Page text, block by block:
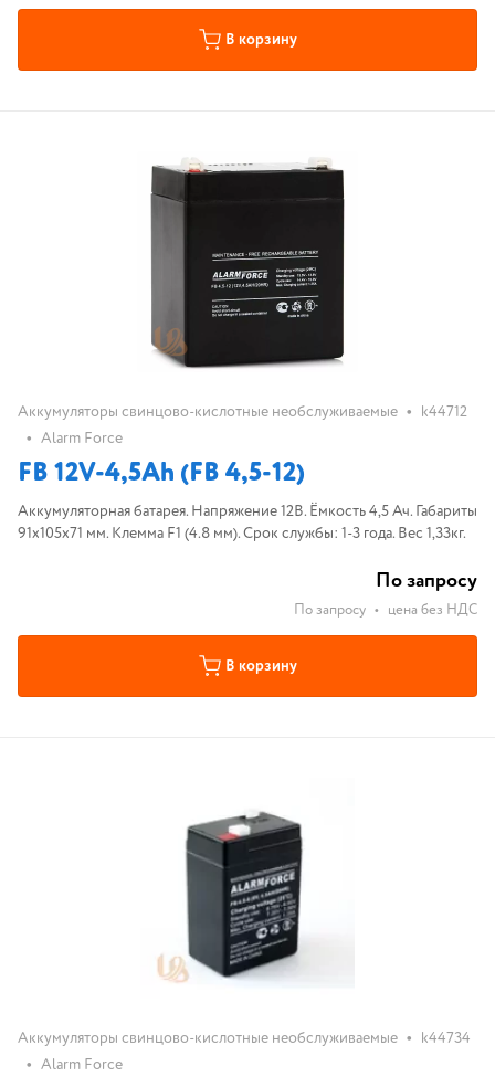
В корзину
Аккумуляторы свинцово-кислотные необслуживаемые • k44712
• Alarm Force
FB 12V-4,5Ah (FB 4,5-12)
Аккумуляторная батарея. Напряжение 12В. Ёмкость 4,5 Ач. Габариты
91х105х71 мм. Клемма F1 (4.8 мм). Срок службы: 1-3 года. Вес 1,33кг.
По запросу
По запросу • цена без НДС
В корзину
Аккумуляторы свинцово-кислотные необслуживаемые • k44734
• Alarm Force